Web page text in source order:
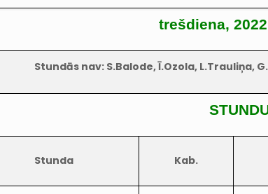
trešdiena,
Stundās nav: S.Balode, Ī.Ozola, L.Trauliņa,
Stunda Kab.